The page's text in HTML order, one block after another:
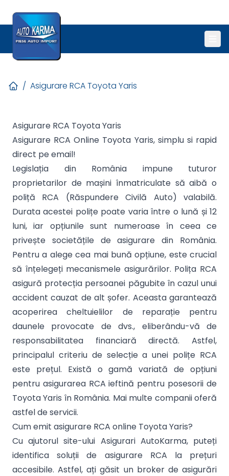
/ Asigurare RCA Toyota Yaris
Asigurare RCA Toyota Yaris
Asigurare RCA Online Toyota Yaris, simplu si rapid
direct pe email!
Legislația din România impune tuturor
proprietarilor de mașini înmatriculate să aibă o
poliță RCA (Răspundere Civilă Auto) valabilă.
Durata acestei polițe poate varia între o lună și 12
luni, iar opțiunile sunt numeroase în ceea ce
privește societățile de asigurare din România.
Pentru a alege cea mai bună opțiune, este crucial
să înțelegeți mecanismele asigurărilor. Polița RCA
asigură protecția persoanei păgubite în cazul unui
accident cauzat de alt șofer. Aceasta garantează
acoperirea cheltuielilor de reparație pentru
daunele provocate de dvs., eliberându-vă de
responsabilitatea financiară directă. Astfel,
principalul criteriu de selecție a unei polițe RCA
este prețul. Există o gamă variată de opțiuni
pentru asigurarea RCA ieftină pentru posesorii de
Toyota Yaris în România. Mai multe companii oferă
astfel de servicii.
Cum emit asigurare RCA online Toyota Yaris?
Cu ajutorul site-ului Asigurari AutoKarma, puteți
identifica soluții de asigurare RCA la prețuri
accesibile. Astfel, ați găsit un broker de asigurări